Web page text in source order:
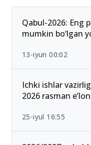
Ommabop
Qabul-2026: Eng
mumkin bo‘lgan
13-iyun 00:02
Ichki ishlar
2026 rasman